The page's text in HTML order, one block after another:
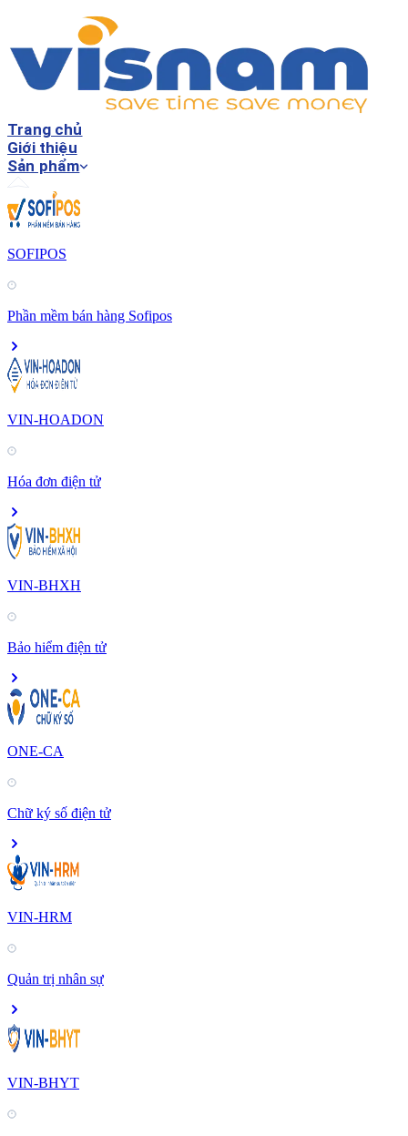
Trang chủ
Giới thiệu
Sản phẩm
SOFIPOS
Phần mềm bán hàng Sofipos
VIN-HOADON
Hóa đơn điện tử
VIN-BHXH
Bảo hiểm điện tử
ONE-CA
Chữ ký số điện tử
VIN-HRM
Quản trị nhân sự
VIN-BHYT